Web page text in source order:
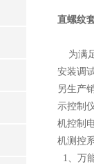
直螺纹
为满足
安装调
另生产
示控制
机控制
机测控
1、万